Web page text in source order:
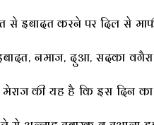
से इबादत करने पर दिल से
नमाज, दुआ, सदका
की यह है कि इस दिन का